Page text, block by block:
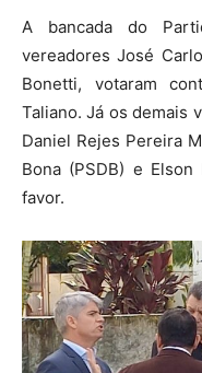
A bancada do
vereadores José
Bonetti, votaram
Taliano. Já os demais
Daniel Rejes Pereira
Bona (PSDB) e
favor.